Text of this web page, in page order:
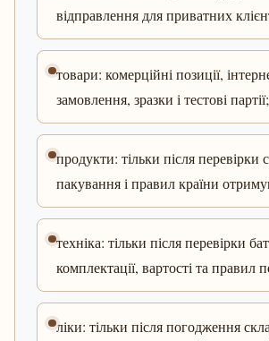
відправлення для приватних
товари: комерційні позиції,
замовлення, зразки і тестові партії;
продукти: тільки після перевірки
пакування і правил країни
техніка: тільки після перевірки
комплектації, вартості та правил
ліки: тільки після погодження